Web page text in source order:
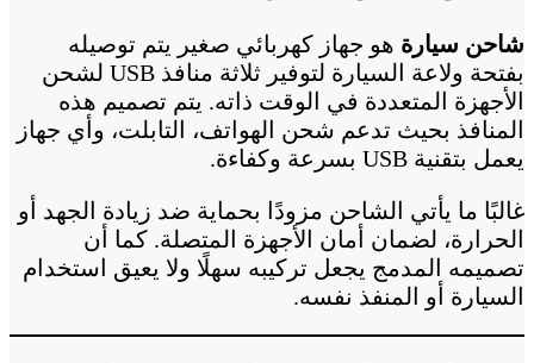
شاحن سيارة هو جهاز كهربائي صغير يتم توصيله
بفتحة ولاعة السيارة لتوفير ثلاثة منافذ USB لشحن
الأجهزة المتعددة في الوقت ذاته. يتم تصميم هذه
المنافذ بحيث تدعم شحن الهواتف، التابلت، وأي جهاز
يعمل بتقنية USB بسرعة وكفاءة.
غالبًا ما يأتي الشاحن مزودًا بحماية ضد زيادة الجهد أو
الحرارة، لضمان أمان الأجهزة المتصلة. كما أن
تصميمه المدمج يجعل تركيبه سهلًا ولا يعيق استخدام
السيارة أو المنفذ نفسه.